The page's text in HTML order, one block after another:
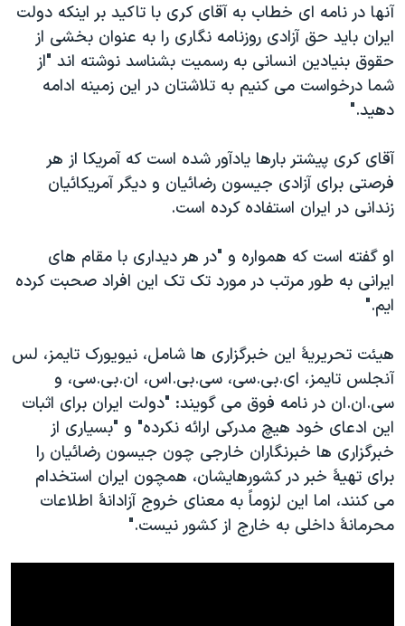
قانون شفافیت دارائی کادر رهبری ایران
اعتراضات مردمی آبان ۹۸
اسرائیل در جنگ
نرگس محمدی برنده جایزه نوبل صلح
صفحه‌های ویژه
سفر پرزیدنت ترامپ به چین
آنها در نامه ای خطاب به آقای کری با تاکید بر اینکه دولت
ايران بايد حق آزادی روزنامه نگاری را به عنوان بخشی از
حقوق بنيادين انسانی به رسميت بشناسد نوشته اند "از
شما درخواست می کنيم به تلاشتان در اين زمينه ادامه
دهيد."
آقای کری پیشتر بارها یادآور شده است که آمریکا از هر
فرصتی برای آزادی جیسون رضائیان و دیگر آمریکائیان
زندانی در ایران استفاده کرده است.
او گفته است که همواره و "در هر ديداری با مقام های
ايرانی به طور مرتب در مورد تک تک اين افراد صحبت کرده
ايم."
هيئت تحريريۀ اين خبرگزاری ها شامل، نيويورک تايمز، لس
آنجلس تايمز، ای.بی.سی، سی.بی.اس، ان.بی.سی، و
سی.ان.ان در نامه فوق می گويند: "دولت ايران برای اثبات
اين ادعای خود هيچ مدرکی ارائه نکرده" و "بسياری از
خبرگزاری ها خبرنگاران خارجی چون جيسون رضائيان را
برای تهيۀ خبر در کشورهايشان، همچون ايران استخدام
می کنند، اما اين لزوماً به معنای خروج آزادانۀ اطلاعات
محرمانۀ داخلی به خارج از کشور نيست."